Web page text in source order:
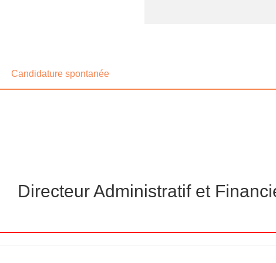
Candidature spontanée
Directeur Administratif et